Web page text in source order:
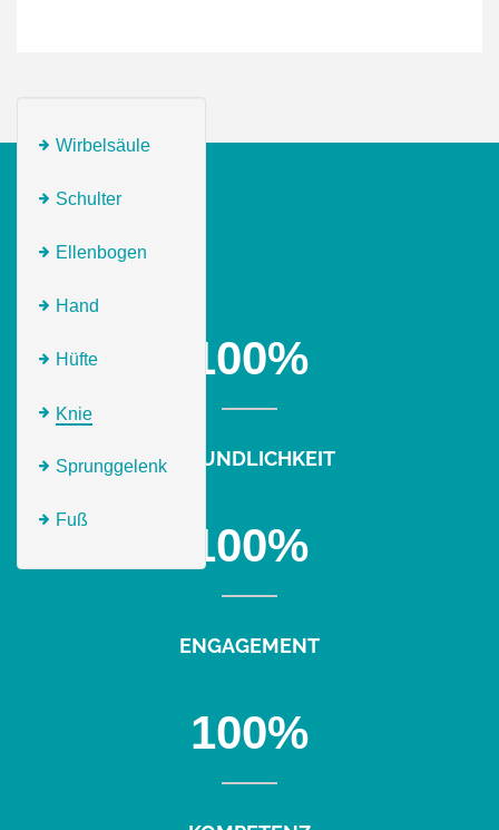
Wirbelsäule
Schulter
Ellenbogen
Hand
Hüfte
Knie
Sprunggelenk
Fuß
100%
FREUNDLICHKEIT
100%
ENGAGEMENT
100%